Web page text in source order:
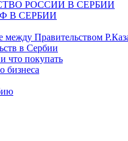
РОССИИ В СЕРБИИ
В СЕРБИИ
между Правительством
в Сербии
что покупать
бизнеса